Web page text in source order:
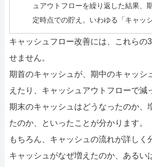
ュアウトフローを繰り返した結果、
定時点での貯え。いわゆる「キャッシ
キャッシュフロー改善には、これらの
せません。
期首のキャッシュが、期中のキャッシ
えたり、キャッシュアウトフローで減
期末のキャッシュはどうなったのか、
たのか、といったことが分かります。
もちろん、キャッシュの流れが詳しく
キャッシュがなぜ増えたのか、あるい